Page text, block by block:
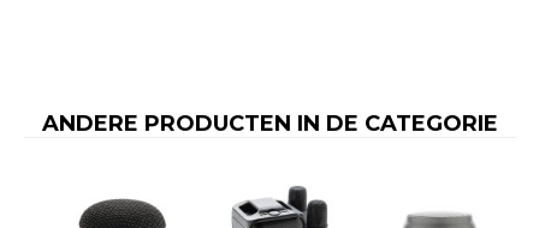
ANDERE PRODUCTEN IN DE CATEGORIE